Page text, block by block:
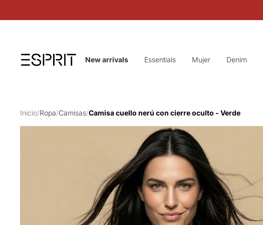
New arrivals Essentials Mujer Denim
Inicio/Ropa/Camisas/Camisa cuello nerú con cierre oculto - Verde